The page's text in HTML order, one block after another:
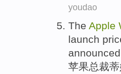
youdao
The Apple
launch
announced
苹果总裁蒂